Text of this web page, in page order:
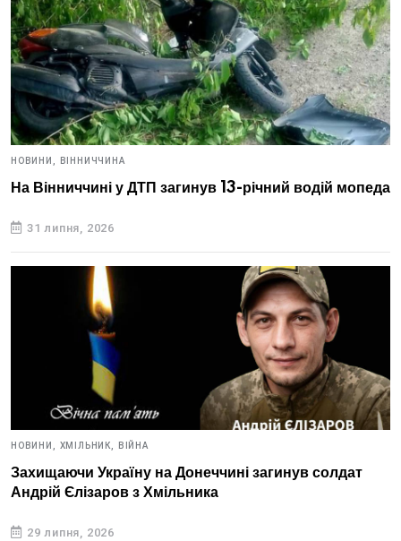
НОВИНИ, ВІННИЧЧИНА
На Вінниччині у ДТП загинув 13-річний водій мопеда
31 липня, 2026
НОВИНИ, ХМІЛЬНИК, ВІЙНА
Захищаючи Україну на Донеччині загинув солдат
Андрій Єлізаров з Хмільника
29 липня, 2026